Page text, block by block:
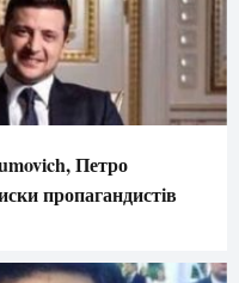
Петро
пропагандистів